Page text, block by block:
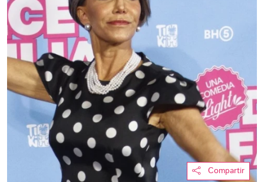
Compartir